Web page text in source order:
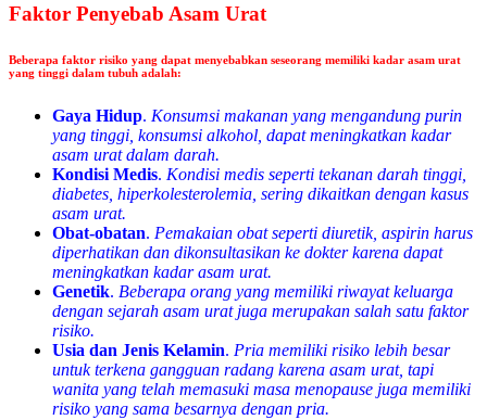
Faktor Penyebab Asam Urat
Beberapa faktor risiko yang dapat menyebabkan seseorang memiliki kadar asam urat
yang tinggi dalam tubuh adalah:
Gaya Hidup. Konsumsi makanan yang mengandung purin
yang tinggi, konsumsi alkohol, dapat meningkatkan kadar
asam urat dalam darah.
Kondisi Medis. Kondisi medis seperti tekanan darah tinggi,
diabetes, hiperkolesterolemia, sering dikaitkan dengan kasus
asam urat.
Obat-obatan. Pemakaian obat seperti diuretik, aspirin harus
diperhatikan dan dikonsultasikan ke dokter karena dapat
meningkatkan kadar asam urat.
Genetik. Beberapa orang yang memiliki riwayat keluarga
dengan sejarah asam urat juga merupakan salah satu faktor
risiko.
Usia dan Jenis Kelamin. Pria memiliki risiko lebih besar
untuk terkena gangguan radang karena asam urat, tapi
wanita yang telah memasuki masa menopause juga memiliki
risiko yang sama besarnya dengan pria.